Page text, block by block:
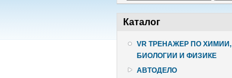
Каталог
VR ТРЕНАЖЕР ПО ХИМИИ,
БИОЛОГИИ И ФИЗИКЕ
АВТОДЕЛО